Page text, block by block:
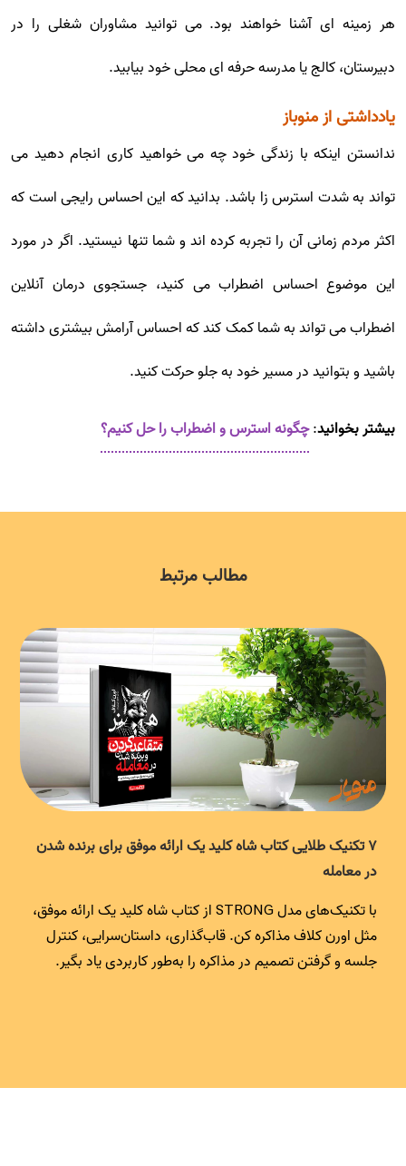
هر زمینه ای آشنا خواهند بود. می توانید مشاوران شغلی را در
دبیرستان، کالج یا مدرسه حرفه ای محلی خود بیابید.
یادداشتی از منوباز
ندانستن اینکه با زندگی خود چه می خواهید کاری انجام دهید می
تواند به شدت استرس زا باشد. بدانید که این احساس رایجی است که
اکثر مردم زمانی آن را تجربه کرده اند و شما تنها نیستید. اگر در مورد
این موضوع احساس اضطراب می کنید، جستجوی درمان آنلاین
اضطراب می تواند به شما کمک کند که احساس آرامش بیشتری داشته
باشید و بتوانید در مسیر خود به جلو حرکت کنید.
بیشتر بخوانید:چگونه استرس و اضطراب را حل کنیم؟
مطالب مرتبط
۷ تکنیک طلایی کتاب شاه کلید یک ارائه موفق برای برنده شدن
در معامله
با تکنیک‌های مدل STRONG از کتاب شاه کلید یک ارائه موفق،
مثل اورن کلاف مذاکره کن. قاب‌گذاری، داستان‌سرایی، کنترل
جلسه و گرفتن تصمیم در مذاکره را به‌طور کاربردی یاد بگیر.